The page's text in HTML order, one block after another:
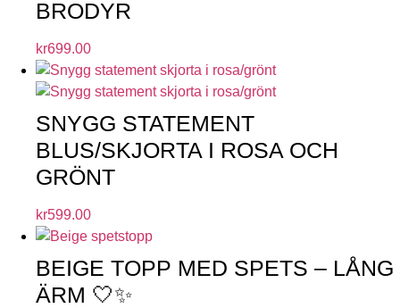
BRODYR
kr699.00
SNYGG STATEMENT
BLUS/SKJORTA I ROSA OCH
GRÖNT
kr599.00
BEIGE TOPP MED SPETS – LÅNG
ÄRM 🤍✨